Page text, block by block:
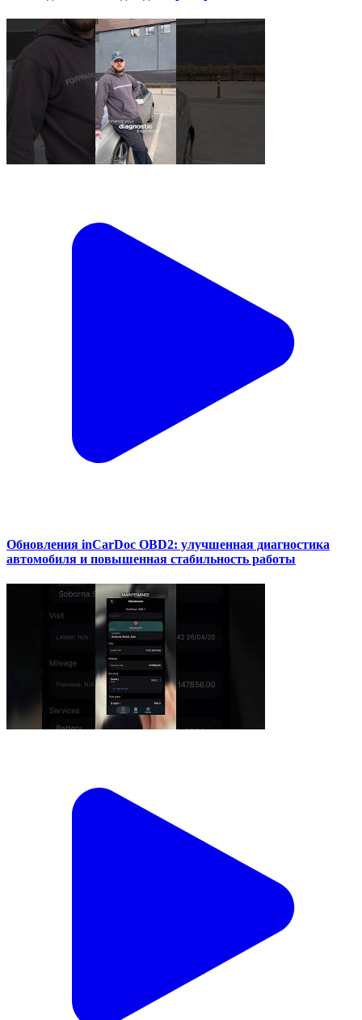
Обновления inCarDoc OBD2: улучшенная диагностика
автомобиля и повышенная стабильность работы